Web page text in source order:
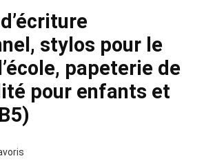
stylos pour le
papeterie de
pour enfants et